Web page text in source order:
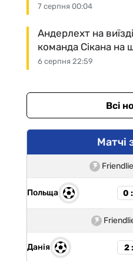
7 серпня 00:04
6 серпня 22:59
Андерлехт на
команда Сікана на
Всі
Матчі
Польща 0
Данія 2